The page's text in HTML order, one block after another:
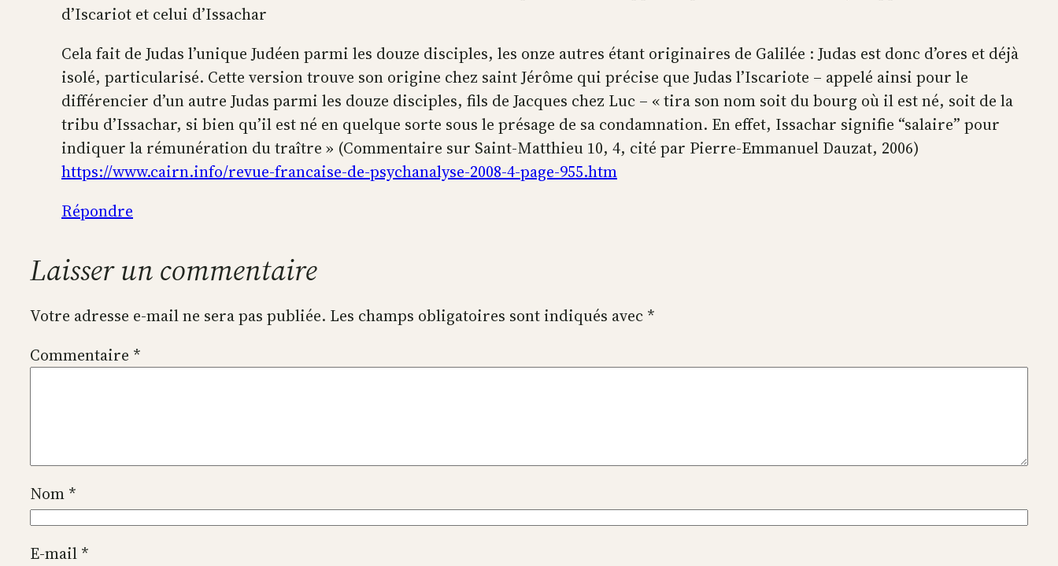
d’Iscariot et celui d’Issachar
Cela fait de Judas l’unique Judéen parmi les douze disciples, les onze autres étant originaires de Galilée : Judas est donc d’ores et déjà
isolé, particularisé. Cette version trouve son origine chez saint Jérôme qui précise que Judas l’Iscariote – appelé ainsi pour le
différencier d’un autre Judas parmi les douze disciples, fils de Jacques chez Luc – « tira son nom soit du bourg où il est né, soit de la
tribu d’Issachar, si bien qu’il est né en quelque sorte sous le présage de sa condamnation. En effet, Issachar signifie “salaire” pour
indiquer la rémunération du traître » (Commentaire sur Saint-Matthieu 10, 4, cité par Pierre-Emmanuel Dauzat, 2006)
https://www.cairn.info/revue-francaise-de-psychanalyse-2008-4-page-955.htm
Répondre
Laisser un commentaire
Votre adresse e-mail ne sera pas publiée. Les champs obligatoires sont indiqués avec *
Commentaire *
Nom *
E-mail *